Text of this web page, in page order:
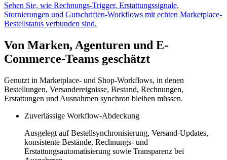
Sehen Sie, wie Rechnungs-Trigger, Erstattungssignale,
Stornierungen und Gutschriften-Workflows mit echten Marketplace-
Bestellstatus verbunden sind.
Von Marken, Agenturen und E-
Commerce-Teams geschätzt
Genutzt in Marketplace- und Shop-Workflows, in denen
Bestellungen, Versandereignisse, Bestand, Rechnungen,
Erstattungen und Ausnahmen synchron bleiben müssen.
Zuverlässige Workflow-Abdeckung
Ausgelegt auf Bestellsynchronisierung, Versand-Updates,
konsistente Bestände, Rechnungs- und
Erstattungsautomatisierung sowie Transparenz bei